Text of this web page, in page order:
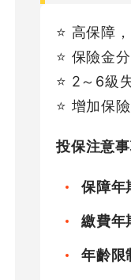
⭐ 高保障
⭐ 保險金
⭐ 2～6級
⭐ 增加保
投保注意
保障年
繳費年
年齡限